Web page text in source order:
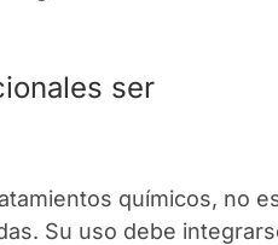
ser
químicos, no
Su uso debe